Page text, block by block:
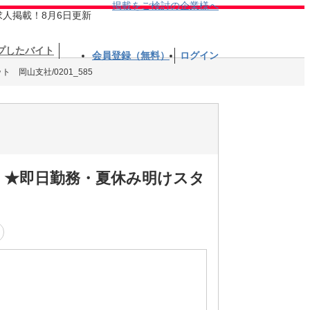
人掲載！8月6日更新
掲載をご検討の企業様へ
したバイト 会員登録（無料） ログイン
ト 岡山支社/0201_585
即日勤務・夏休み明けスタ